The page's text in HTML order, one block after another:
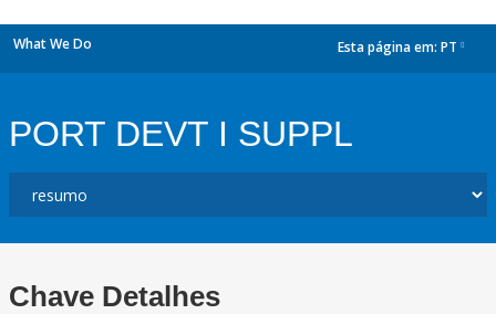
What We Do Esta página em: PT
PORT DEVT I SUPPL
Chave Detalhes